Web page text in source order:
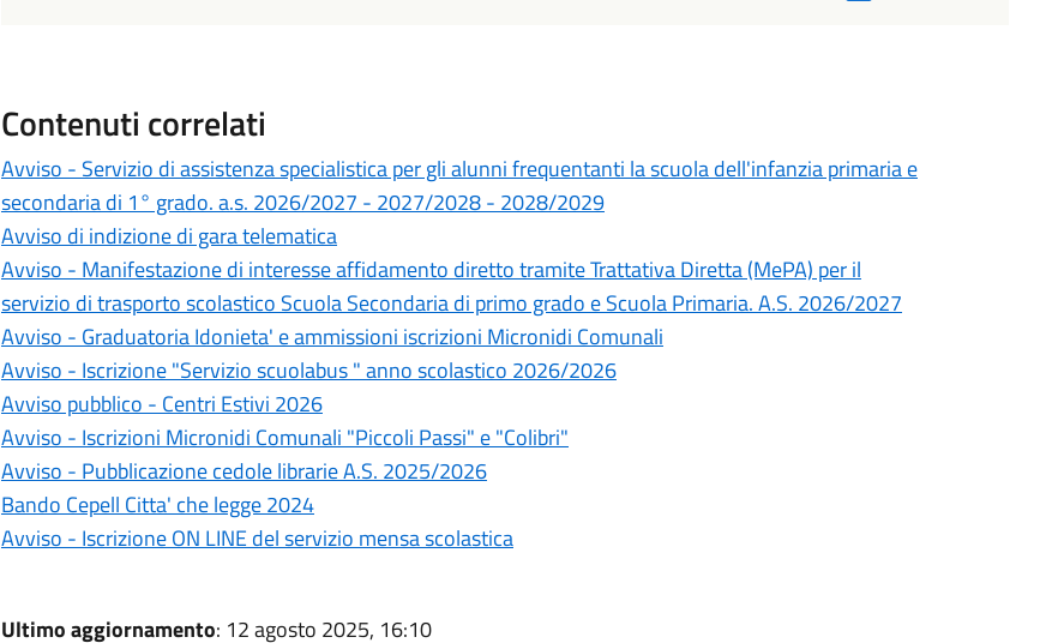
Contenuti correlati
Avviso - Servizio di assistenza specialistica per gli alunni frequentanti la scuola dell'infanzia primaria e
secondaria di 1° grado. a.s. 2026/2027 - 2027/2028 - 2028/2029
Avviso di indizione di gara telematica
Avviso - Manifestazione di interesse affidamento diretto tramite Trattativa Diretta (MePA) per il
servizio di trasporto scolastico Scuola Secondaria di primo grado e Scuola Primaria. A.S. 2026/2027
Avviso - Graduatoria Idonieta' e ammissioni iscrizioni Micronidi Comunali
Avviso - Iscrizione "Servizio scuolabus " anno scolastico 2026/2026
Avviso pubblico - Centri Estivi 2026
Avviso - Iscrizioni Micronidi Comunali "Piccoli Passi" e "Colibri"
Avviso - Pubblicazione cedole librarie A.S. 2025/2026
Bando Cepell Citta' che legge 2024
Avviso - Iscrizione ON LINE del servizio mensa scolastica
Ultimo aggiornamento: 12 agosto 2025, 16:10